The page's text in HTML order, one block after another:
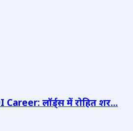
लॉर्ड्स में रोहित शर...